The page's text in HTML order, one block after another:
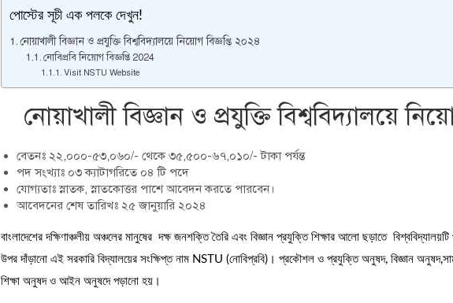
পোস্টের সূচী এক পলকে দেখুন!
নোয়াখালী বিজ্ঞান ও প্রযুক্তি বিশ্ববিদ্যালয়ে নিয়োগ বিজ্ঞপ্তি ২০২৪
নোবিপ্রবি নিয়োগ বিজ্ঞপ্তি 2024
Visit NSTU Website
নোয়াখালী বিজ্ঞান ও প্রযুক্তি বিশ্ববিদ্যালয়ে
বেতনঃ ২২,০০০-৫৩,০৬০/- থেকে ৩৫,৫০০-৬৭,০১০/- টাকা পর্যন্ত
পদ সংখ্যাঃ ০৩ ক্যাটাগরিতে ০৪ টি পদে
যোগ্যতাঃ স্নাতক, স্নাতকোত্তর পাশে আবেদন করতে পারবেন।
আবেদনের শেষ তারিখঃ ২৫ জানুয়ারি ২০২৪
বাংলাদেশের দক্ষিণাঞ্চলীয় অঞ্চলের মানুষের দক্ষ জনশক্তি তৈরি এবং বিজ্ঞান প্রযুক্তি শিক্ষার আলো ছড়াতে
উপর দাঁড়ানো এই সরকারি বিদ্যালয়ের সংক্ষিপ্ত নাম NSTU (নোবিপ্রবি)। প্রকৌশল ও প্রযুক্তি অনুষদ, বিজ্ঞান
শিক্ষা অনুষদ ও আইন অনুষদে পড়ানো হয়।